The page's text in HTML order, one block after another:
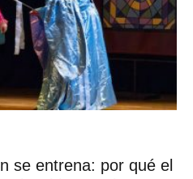
se entrena: por qué el